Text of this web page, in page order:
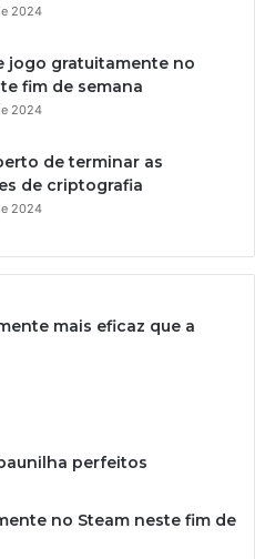
2024
jogo gratuitamente no
fim de semana
2024
de terminar as
de criptografia
2024
mais eficaz que a
perfeitos
no Steam neste fim de